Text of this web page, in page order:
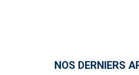
NOS DERNIERS